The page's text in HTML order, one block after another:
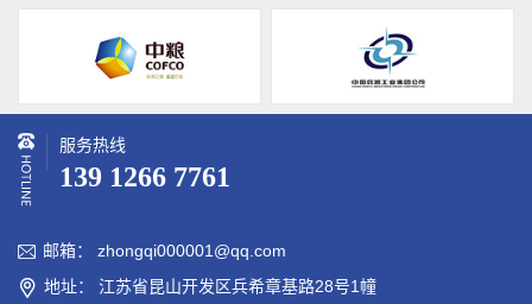
服务热线
139 1266 7761
 邮箱： zhongqi000001@qq.com
 地址： 江苏省昆山开发区兵希章基路28号1幢